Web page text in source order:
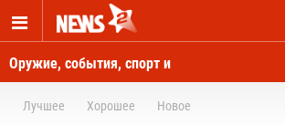
Оружие, события, спорт и
новости отовсюду
Лучшее Хорошее Новое